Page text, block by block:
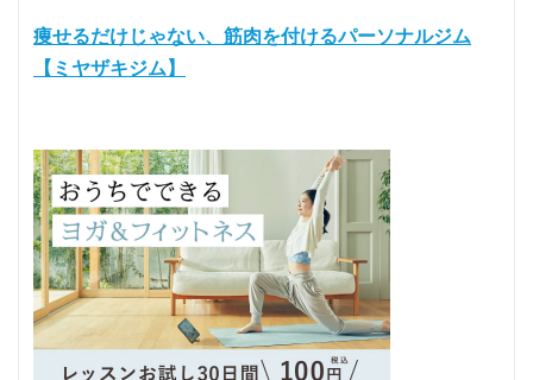
痩せるだけじゃない、筋肉を付けるパーソナルジム
【ミヤザキジム】